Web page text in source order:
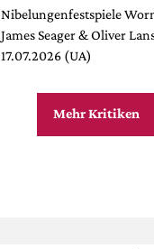
Nibelungenfestspiele
James Seager & Oliver
17.07.2026 (UA)
Mehr Kritiken